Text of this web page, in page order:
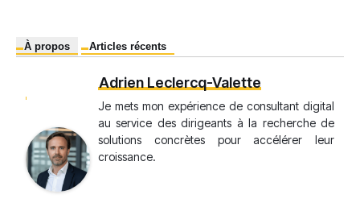
À propos Articles récents
Adrien Leclercq-Valette
Je mets mon expérience de consultant digital
au service des dirigeants à la recherche de
solutions concrètes pour accélérer leur
croissance.